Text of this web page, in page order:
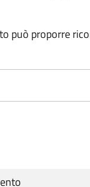
può proporre